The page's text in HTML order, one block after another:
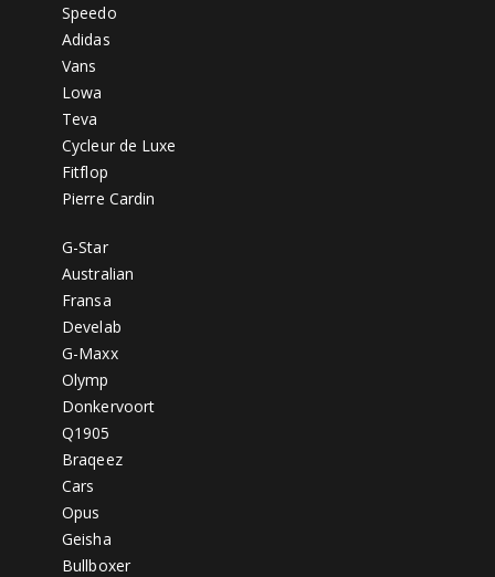
Speedo
Adidas
Vans
Lowa
Teva
Cycleur de Luxe
Fitflop
Pierre Cardin
G-Star
Australian
Fransa
Develab
G-Maxx
Olymp
Donkervoort
Q1905
Braqeez
Cars
Opus
Geisha
Bullboxer